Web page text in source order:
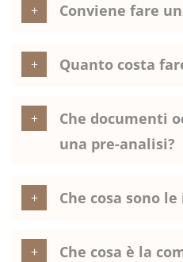
Conviene fare
Quanto costa
Che documenti
una pre-analisi?
Che cosa sono
Che cosa è la